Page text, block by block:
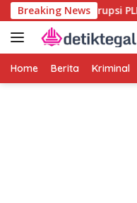
Langsung
ke
konten
Breaking News
Kasus Korupsi PLN,
Home Berita Kriminal